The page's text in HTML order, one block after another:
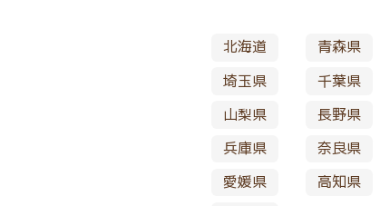
北海道 青森県
埼玉県
千葉県
山梨県
長野県
兵庫県
奈良県
愛媛県
高知県